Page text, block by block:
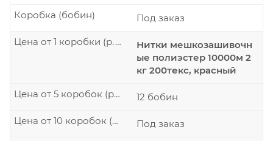
Под заказ
Коробка (бобин)
Нитки мешкозашивочн
ые полиэстер 10000м 2
кг 200текс, красный
Цена от 1 коробки (р./шт.)
12 бобин
Цена от 5 коробок (р./шт.)
Под заказ
Цена от 10 коробок (р./шт.)